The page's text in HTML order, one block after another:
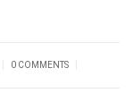
0 COMMENTS